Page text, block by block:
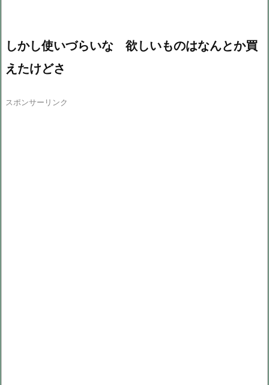
しかし使いづらいな 欲しいものはなんとか買
えたけどさ
スポンサーリンク